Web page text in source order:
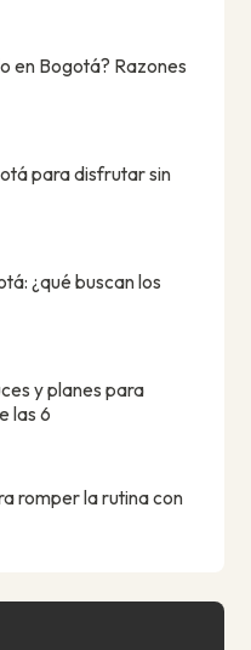
en Bogotá? Razones
para disfrutar sin
¿qué buscan los
y planes para
las 6
romper la rutina con